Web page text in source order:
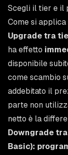
Scegli il tier e il
Come si
Upgrade tra
ha effetto
disponibile
come scambio
addebitato il
parte non
netto è la
Downgrade
Basic):